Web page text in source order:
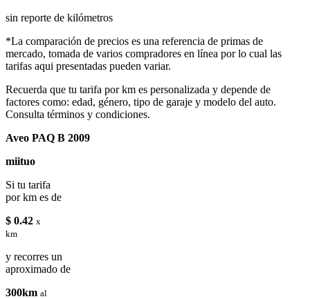
sin reporte de kilómetros
*La comparación de precios es una referencia de primas de
mercado, tomada de varios compradores en línea por lo cual las
tarifas aqui presentadas pueden variar.
Recuerda que tu tarifa por km es personalizada y depende de
factores como: edad, género, tipo de garaje y modelo del auto.
Consulta términos y condiciones.
Aveo PAQ B 2009
miituo
Si tu tarifa
por km es de
$ 0.42 x
km
y recorres un
aproximado de
300km al